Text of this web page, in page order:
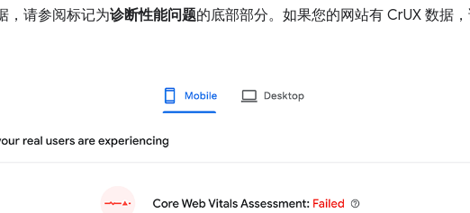
，请参阅标记为诊断性能问题的底部部分。如果您的网站有 CrUX 数据